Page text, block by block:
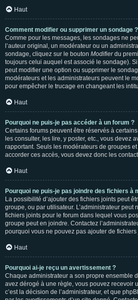
Haut
Comment modifier ou supprimer un sondage ?
Comme pour les messages, les sondages ne
l’auteur original, un modérateur ou un
sondage, cliquez sur le bouton Modifierdu
toujours celui auquel est associé le sondage). Si
peut modifier une option ou supprimer le
modérateurs et les administrateurs peuvent le
pour empêcher le trucage en changeant les
Haut
Pourquoi ne puis-je pas accéder à un forum ?
Certains forums peuvent être réservés à
les consulter, les lire, y poster, etc., vous devez
rapportant. Seuls les modérateurs de groupes
accorder ces accès, vous devez donc les
Haut
Pourquoi ne puis-je pas joindre des fichiers à
La possibilité d’ajouter des fichiers joints peut
groupe, ou par utilisateur. L’administrateur peut
fichiers joints pour le forum dans lequel vous
groupe peut en joindre. Contactez
pourquoi vous ne pouvez pas ajouter de
Haut
Pourquoi ai-je reçu un avertissement ?
Chaque administrateur a son propre ensemble
avez dérogé à une règle, vous pouvez recevoir
c’est la décision de l’administrateur, et que